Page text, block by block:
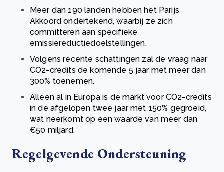
Meer dan 190 landen hebben het Parijs
Akkoord ondertekend, waarbij ze zich
committeren aan specifieke
emissiereductiedoelstellingen.
Volgens recente schattingen zal de vraag naar
CO2-credits de komende 5 jaar met meer dan
300% toenemen.
Alleen al in Europa is de markt voor CO2-credits
in de afgelopen twee jaar met 150% gegroeid,
wat neerkomt op een waarde van meer dan
€50 miljard.
Regelgevende Ondersteuning